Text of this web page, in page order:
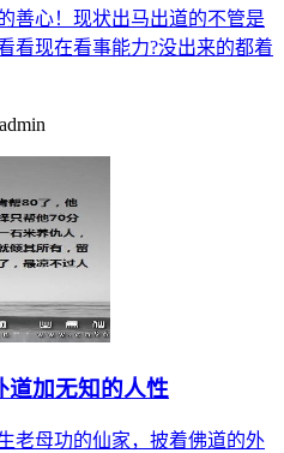
善心！现状出马出道的不管是
看现在看事能力?没出来的都着
admin
道加无知的人性
老母功的仙家，披着佛道的外